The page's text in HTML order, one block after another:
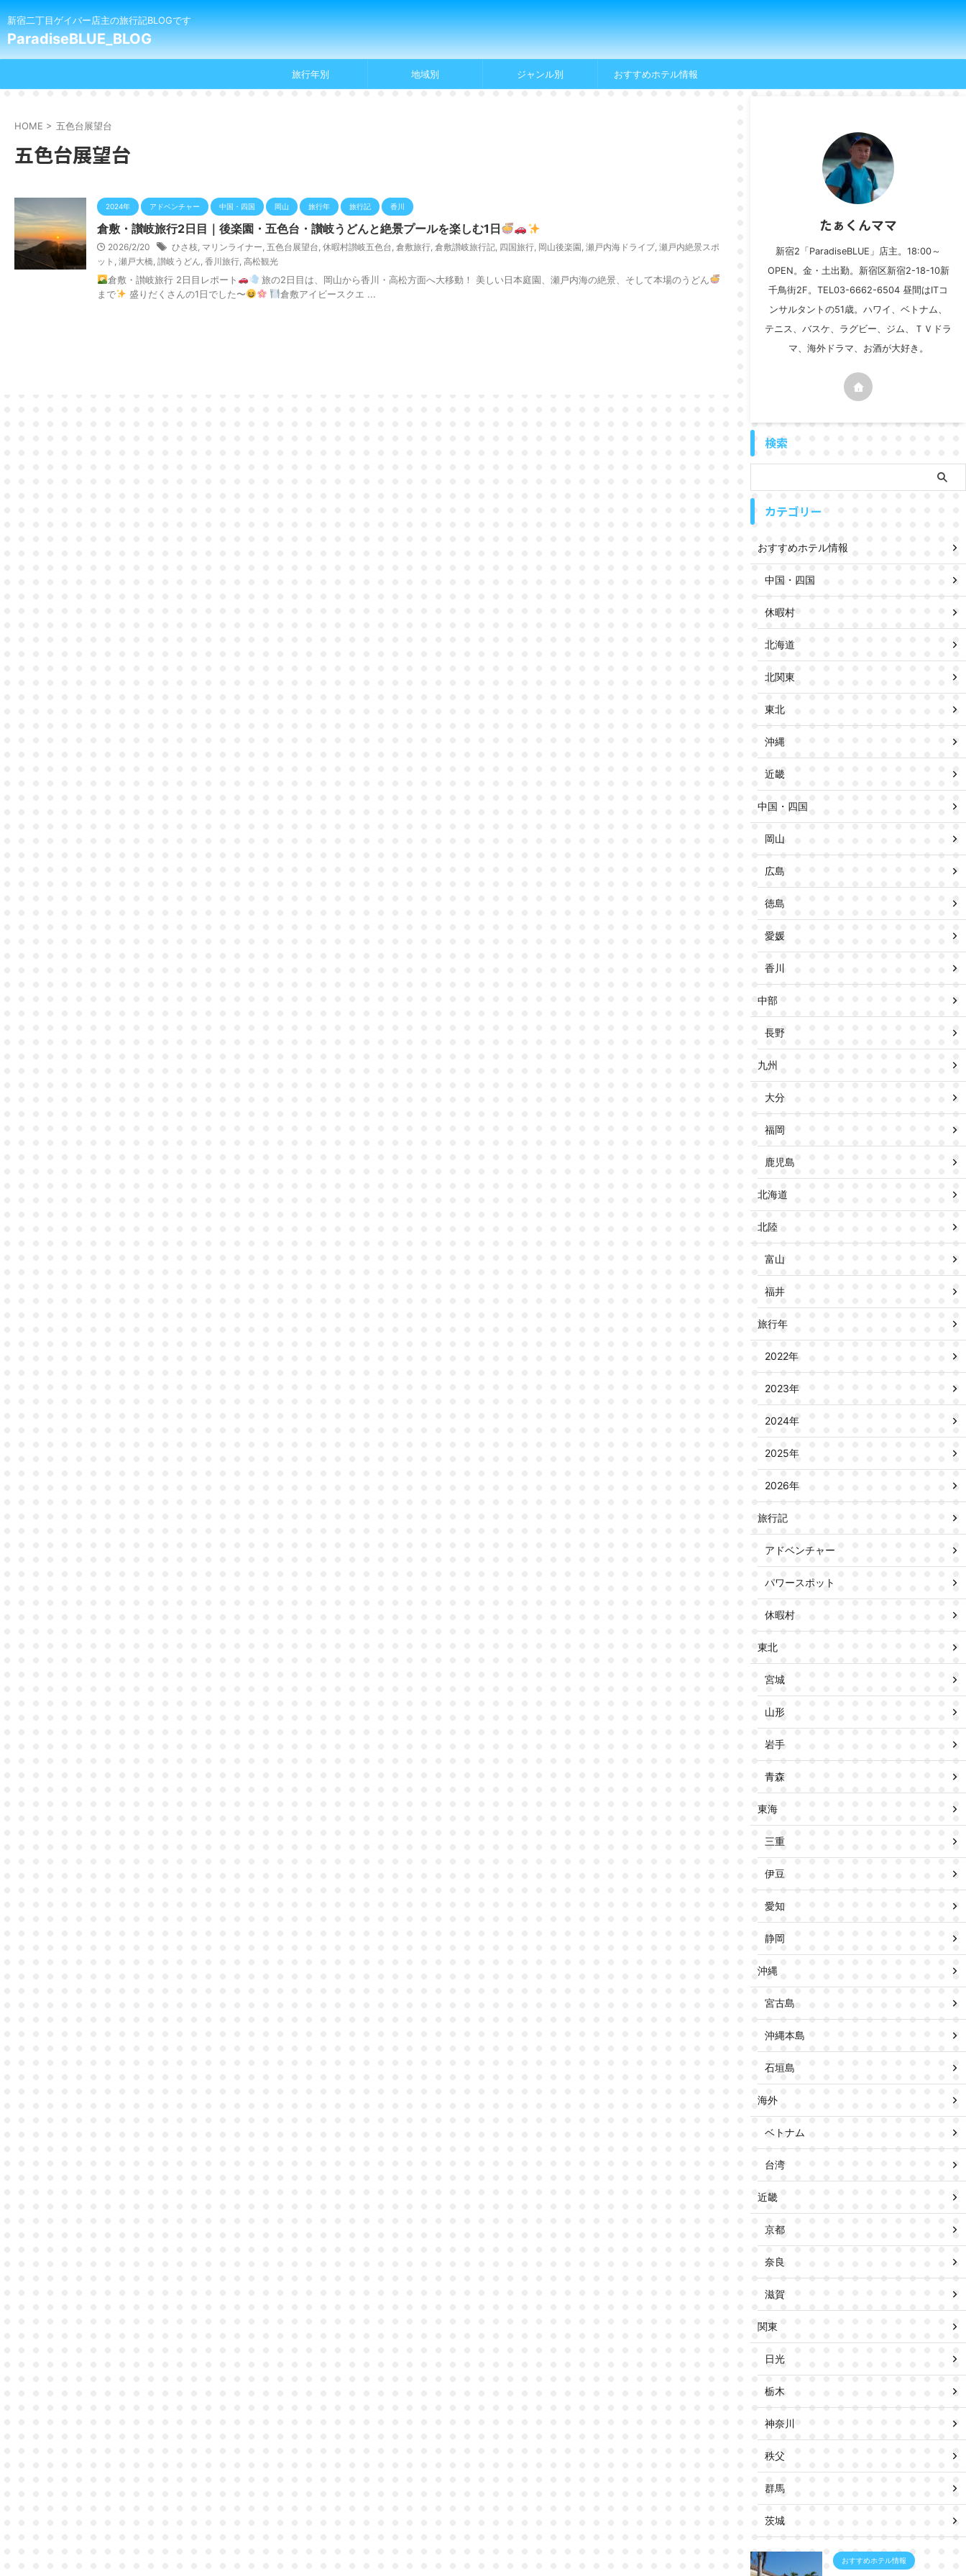
新宿二丁目ゲイバー店主の旅行記BLOGです
ParadiseBLUE_BLOG
旅行年別 地域別 ジャンル別 おすすめホテル情報
HOME > 五色台展望台
五色台展望台
2024年 アドベンチャー 中国・四国 岡山 旅行年 旅行記 香川
倉敷・讃岐旅行2日目｜後楽園・五色台・讃岐うどんと絶景プールを楽しむ1日
2026/2/20 ひさ枝, マリンライナー, 五色台展望台, 休暇村讃岐五色台, 倉敷旅行, 倉敷讃岐旅行記, 四国旅行, 岡山後楽園, 瀬戸内海ドライブ, 瀬戸内絶景スポ
ット , 瀬戸大橋, 讃岐うどん, 香川旅行, 高松観光
倉敷・讃岐旅行 2日目レポート
旅の2日目は、岡山から香川・高松方面へ大移動！ 美しい日本庭園、瀬戸内海の絶景、そして本場のうどん
まで
盛りだくさんの1日でした〜 倉敷アイビースクエ ...
たぁくんママ
新宿2「ParadiseBLUE」店主。18:00～
OPEN。金・土出勤。新宿区新宿2-18-10新
千鳥街2F。TEL03-6662-6504 昼間はITコ
ンサルタントの51歳。ハワイ、ベトナム、
テニス、バスケ、ラグビー、ジム、ＴＶドラ
マ、海外ドラマ、お酒が大好き。
検索
カテゴリー
おすすめホテル情報
中国・四国
休暇村
北海道
北関東
東北
沖縄
近畿
中国・四国
岡山
広島
徳島
愛媛
香川
中部
長野
九州
大分
福岡
鹿児島
北海道
北陸
富山
福井
旅行年
2022年
2023年
2024年
2025年
2026年
旅行記
アドベンチャー
パワースポット
休暇村
東北
宮城
山形
岩手
青森
東海
三重
伊豆
愛知
静岡
沖縄
宮古島
沖縄本島
石垣島
海外
ベトナム
台湾
近畿
京都
奈良
滋賀
関東
日光
栃木
神奈川
秩父
群馬
茨城
おすすめホテル情報